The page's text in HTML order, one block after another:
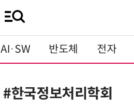
AI·SW 반도체 전자
#한국정보처리학회